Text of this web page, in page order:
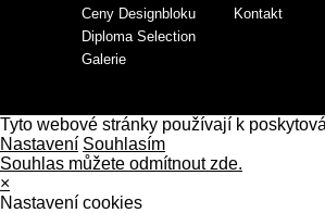
Ceny Designbloku
Diploma Selection
Galerie
Kontakt
Tyto webové stránky používají k
Nastavení Souhlasím
Souhlas můžete odmítnout zde.
×
Nastavení cookies